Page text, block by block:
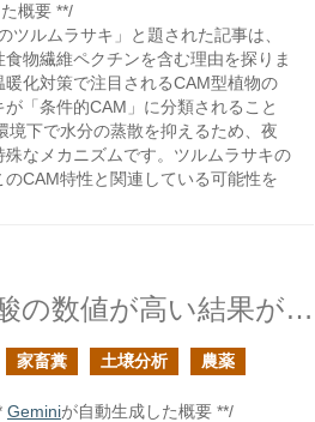
概要 **/
ツルムラサキ」と題された記事は、
物繊維ペクチンを含む理由を探りま
化対策で注目されるCAM型植物の
「条件的CAM」に分類されること
境下で水分の蒸散を抑えるため、夜
なメカニズムです。ツルムラサキの
CAM特性と関連している可能性を
土壌分析でリン酸の数値が高い結果が返ってきたら次作は気を引き締めた方が良い
家畜糞 土壌分析 農薬
Geminiが自動生成した概要 **/